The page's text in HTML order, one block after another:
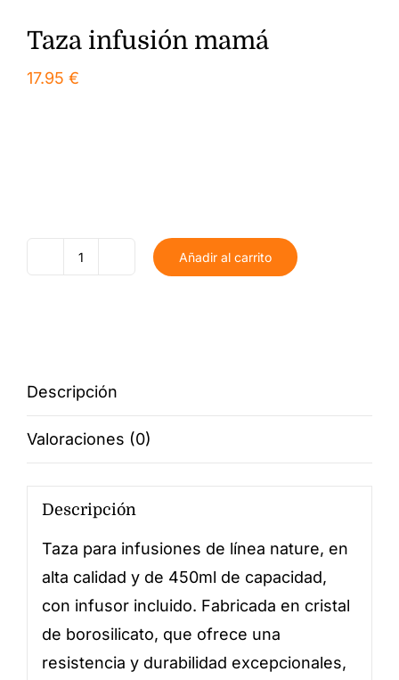
Taza infusión mamá
17.95 €
Añadir al carrito
Descripción
Valoraciones (0)
Descripción
Taza para infusiones de línea nature, en
alta calidad y de 450ml de capacidad,
con infusor incluido. Fabricada en cristal
de borosilicato, que ofrece una
resistencia y durabilidad excepcionales,